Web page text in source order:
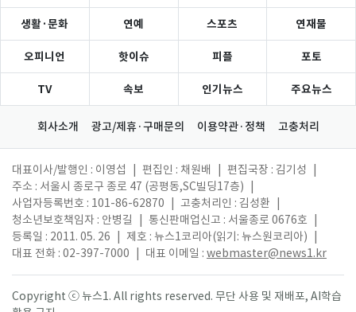
생활·문화 연예 스포츠 연재물
오피니언 핫이슈 피플 포토
TV 속보 인기뉴스 주요뉴스
회사소개 광고/제휴·구매문의 이용약관·정책 고충처리
대표이사/발행인 : 이영섭 편집인 : 채원배 편집국장 : 김기성
주소 : 서울시 종로구 종로 47 (공평동,SC빌딩17층)
사업자등록번호 : 101-86-62870
고충처리인 : 김성환
청소년보호책임자 : 안병길
통신판매업신고 : 서울종로 0676호
등록일 : 2011. 05. 26
제호 : 뉴스1코리아(읽기: 뉴스원코리아)
대표 전화 : 02-397-7000
대표 이메일 : webmaster@news1.kr
Copyright ⓒ 뉴스1. All rights reserved. 무단 사용 및 재배포, AI학습